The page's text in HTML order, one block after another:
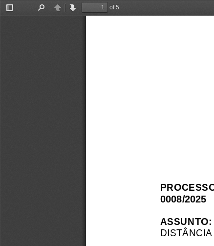
Toggle
PreviousNext
of 5
0008/2025
ASSUNTO:
DISTÂNCIA